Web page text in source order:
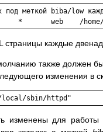
под меткой biba/low
страницы каждые
также должен
изменения в
изменены для работы